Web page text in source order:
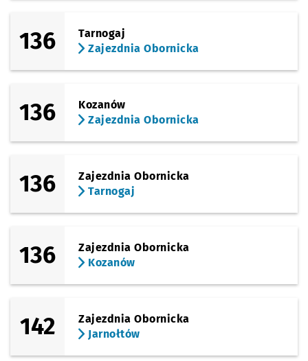
136
Tarnogaj
Zajezdnia Obornicka
136
Kozanów
Zajezdnia Obornicka
136
Zajezdnia Obornicka
Tarnogaj
136
Zajezdnia Obornicka
Kozanów
142
Zajezdnia Obornicka
Jarnołtów